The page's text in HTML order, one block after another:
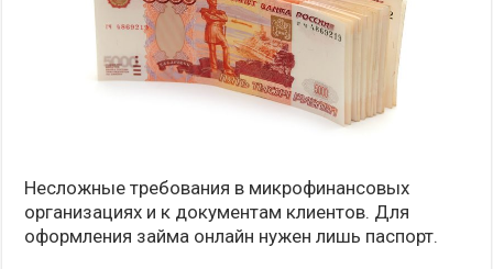
Несложные требования в микрофинансовых
организациях и к документам клиентов. Для
оформления займа онлайн нужен лишь паспорт.